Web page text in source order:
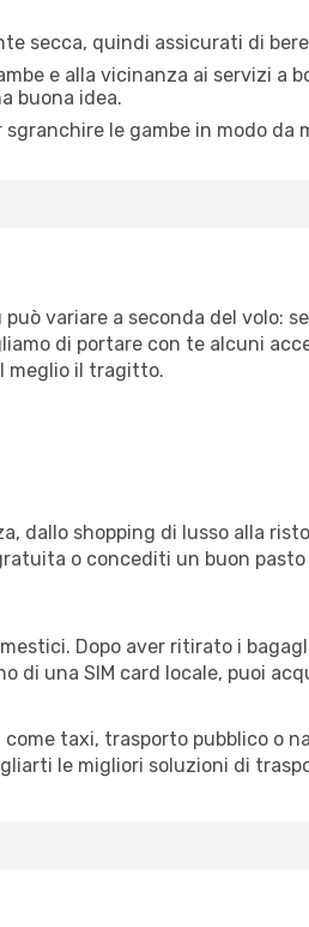
secca, quindi assicurati di
e alla vicinanza ai servizi a
buona idea.
le gambe in modo da
variare a seconda del volo:
di portare con te alcuni
meglio il tragitto.
dallo shopping di lusso alla
o concediti un buon
Dopo aver ritirato i
una SIM card locale, puoi
taxi, trasporto pubblico o
le migliori soluzioni di